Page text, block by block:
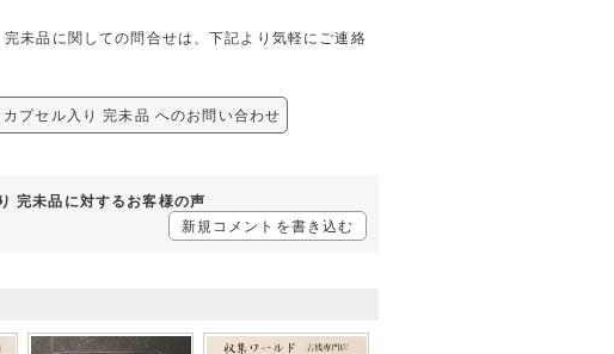
未品に関しての問合せは、下記より気軽にご連絡
プセル入り 完未品 へのお問い合わせ
完未品に対するお客様の声
新規コメントを書き込む